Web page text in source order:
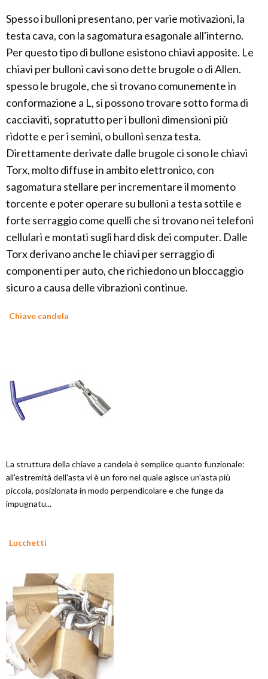
Spesso i bulloni presentano, per varie motivazioni, la
testa cava, con la sagomatura esagonale all'interno.
Per questo tipo di bullone esistono chiavi apposite. Le
chiavi per bulloni cavi sono dette brugole o di Allen.
spesso le brugole, che si trovano comunemente in
conformazione a L, si possono trovare sotto forma di
cacciaviti, sopratutto per i bulloni dimensioni più
ridotte e per i semini, o bulloni senza testa.
Direttamente derivate dalle brugole ci sono le chiavi
Torx, molto diffuse in ambito elettronico, con
sagomatura stellare per incrementare il momento
torcente e poter operare su bulloni a testa sottile e
forte serraggio come quelli che si trovano nei telefoni
cellulari e montati sugli hard disk dei computer. Dalle
Torx derivano anche le chiavi per serraggio di
componenti per auto, che richiedono un bloccaggio
sicuro a causa delle vibrazioni continue.
Chiave candela
La struttura della chiave a candela è semplice quanto funzionale:
all'estremità dell'asta vi è un foro nel quale agisce un'asta più
piccola, posizionata in modo perpendicolare e che funge da
impugnatu...
Lucchetti